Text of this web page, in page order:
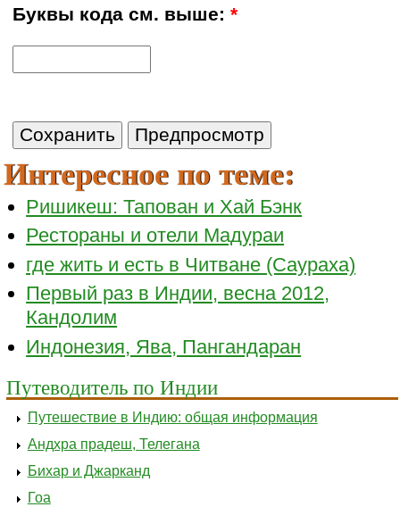
Буквы кода см. выше:*
Интересное по теме:
Ришикеш: Тапован и Хай Бэнк
Рестораны и отели Мадураи
где жить и есть в Читване (Саураха)
Первый раз в Индии, весна 2012,
Кандолим
Индонезия, Ява, Пангандаран
Путеводитель по Индии
Путешествие в Индию: общая информация
Андхра прадеш, Телегана
Бихар и Джарканд
Гоа